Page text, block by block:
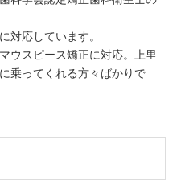
対応しています。
ウスピース矯正に対応。上里
乗ってくれる方々ばかりで